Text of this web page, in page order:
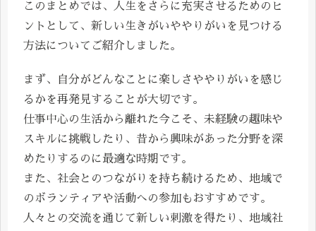
このまとめでは、人生をさらに充実させるためのヒ
ントとして、新しい生きがいややりがいを見つける
方法についてご紹介しました。
まず、自分がどんなことに楽しさややりがいを感じ
るかを再発見することが大切です。
仕事中心の生活から離れた今こそ、未経験の趣味や
スキルに挑戦したり、昔から興味があった分野を深
めたりするのに最適な時期です。
また、社会とのつながりを持ち続けるため、地域で
のボランティアや活動への参加もおすすめです。
人々との交流を通じて新しい刺激を得たり、地域社